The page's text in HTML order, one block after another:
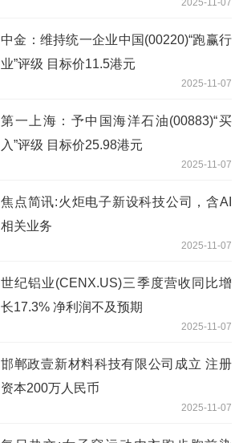
中金：维持统一企业中国(00220)“跑赢行
业”评级 目标价11.5港元
2025-11-07
第一上海：予中国海洋石油(00883)“买
入”评级 目标价25.98港元
2025-11-07
焦点简讯:火炬电子新设科技公司，含AI
相关业务
2025-11-07
世纪铝业(CENX.US)三季度营收同比增
长17.3% 净利润不及预期
2025-11-07
邯郸政壹新材料科技有限公司成立 注册
资本200万人民币
2025-11-07